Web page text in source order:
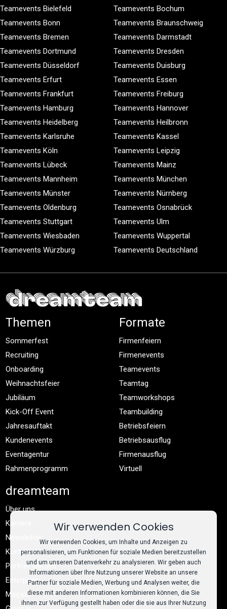
Teamevents Bielefeld
Teamevents Bochum
Teamevents Bonn
Teamevents Braunschweig
Teamevents Bremen
Teamevents Darmstadt
Teamevents Dortmund
Teamevents Dresden
Teamevents Düsseldorf
Teamevents Duisburg
Teamevents Erfurt
Teamevents Essen
Teamevents Frankfurt
Teamevents Freiburg
Teamevents Hamburg
Teamevents Hannover
Teamevents Heidelberg
Teamevents Heilbronn
Teamevents Karlsruhe
Teamevents Kassel
Teamevents Köln
Teamevents Leipzig
Teamevents Lübeck
Teamevents Mainz
Teamevents Mannheim
Teamevents München
Teamevents Münster
Teamevents Nürnberg
Teamevents Oldenburg
Teamevents Osnabrück
Teamevents Stuttgart
Teamevents Ulm
Teamevents Wiesbaden
Teamevents Wuppertal
Teamevents Würzburg
Teamevents Deutschland
Themen
Sommerfest
Recruiting
Onboarding
Weihnachtsfeier
Jubiläum
Kick-Off Event
Jahresauftakt
Kundenevents
Eventagentur
Rahmenprogramm
Formate
Firmenfeiern
Firmenevents
Teamevents
Teamtag
Teamworkshops
Teambuilding
Betriebsfeiern
Betriebsausflug
Firmenausflug
Virtuell
dreamteam
Über uns
Karriere
Newsletter
Kontakt
Partner werden
Enterprise
Magazin
Wir verwenden Cookies
Wir verwenden Cookies, um Inhalte und Anzeigen zu
personalisieren, um Funktionen für soziale Medien bereitzustellen
und um unseren Datenverkehr zu analysieren. Wir geben auch
Informationen über Ihre Nutzung unserer Website an unsere
Partner für soziale Medien, Werbung und Analysen weiter, die
diese mit anderen Informationen kombinieren können, die Sie
ihnen zur Verfügung gestellt haben oder die sie aus Ihrer Nutzung